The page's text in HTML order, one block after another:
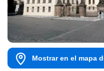
Mostrar en el mapa